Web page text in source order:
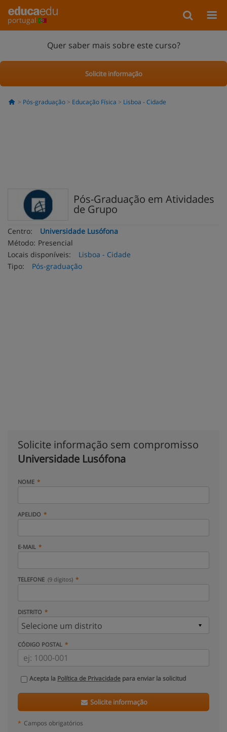
portugal
Quer saber mais sobre este curso?
Solicite informação
Pós-graduação Educação Física Lisboa - Cidade
Pós-Graduação em Atividades
de Grupo
Centro:
Universidade Lusófona
Método: Presencial
Locais disponíveis:
Lisboa - Cidade
Tipo:
Pós-graduação
Solicite informação sem compromisso
Universidade Lusófona
NOME
APELIDO
E-MAIL
TELEFONE (9 dígitos)
DISTRITO
CÓDIGO POSTAL
Acepta la Política de Privacidade para enviar la solicitud
Solicite informação
* Campos obrigatórios